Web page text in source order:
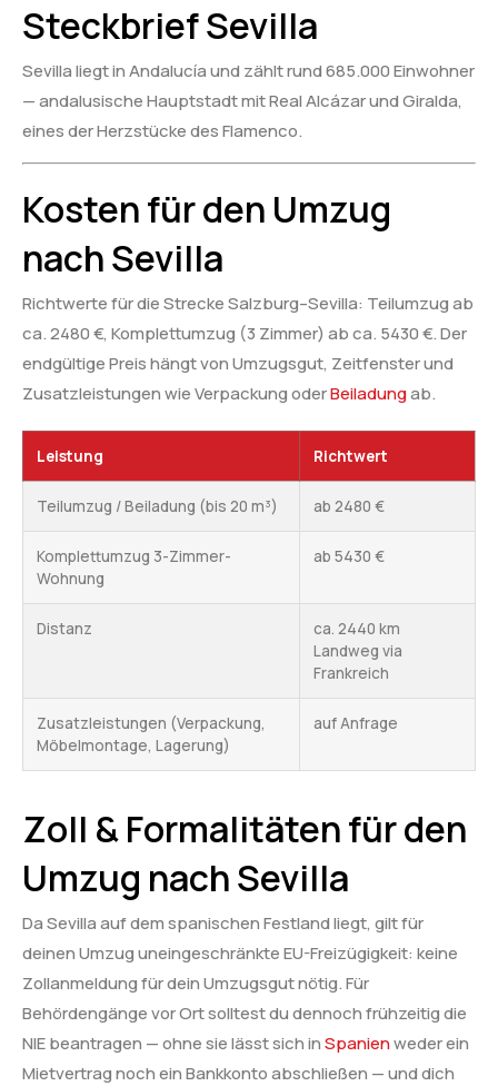
Steckbrief Sevilla
Sevilla liegt in Andalucía und zählt rund 685.000 Einwohner
— andalusische Hauptstadt mit Real Alcázar und Giralda,
eines der Herzstücke des Flamenco.
Kosten für den Umzug
nach Sevilla
Richtwerte für die Strecke Salzburg–Sevilla: Teilumzug ab
ca. 2480 €, Komplettumzug (3 Zimmer) ab ca. 5430 €. Der
endgültige Preis hängt von Umzugsgut, Zeitfenster und
Zusatzleistungen wie Verpackung oderBeiladungab.
Leistung Richtwert
Teilumzug / Beiladung (bis 20 m³) ab 2480 €
Komplettumzug 3-Zimmer-
Wohnung
ab 5430 €
Distanz
ca. 2440 km
Landweg via
Frankreich
Zusatzleistungen (Verpackung,
Möbelmontage, Lagerung)
auf Anfrage
Zoll & Formalitäten für den
Umzug nach Sevilla
Da Sevilla auf dem spanischen Festland liegt, gilt für
deinen Umzug uneingeschränkte EU-Freizügigkeit: keine
Zollanmeldung für dein Umzugsgut nötig. Für
Behördengänge vor Ort solltest du dennoch frühzeitig die
NIE beantragen — ohne sie lässt sich inSpanienweder ein
Mietvertrag noch ein Bankkonto abschließen — und dich